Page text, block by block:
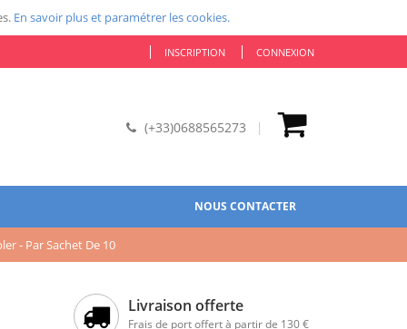
En savoir plus et paramétrer les cookies.
INSCRIPTION CONNEXION
(+33)0688565273
NOUS CONTACTER
- Par Sachet De 10
Livraison offerte
Frais de port offert à partir de 130 €